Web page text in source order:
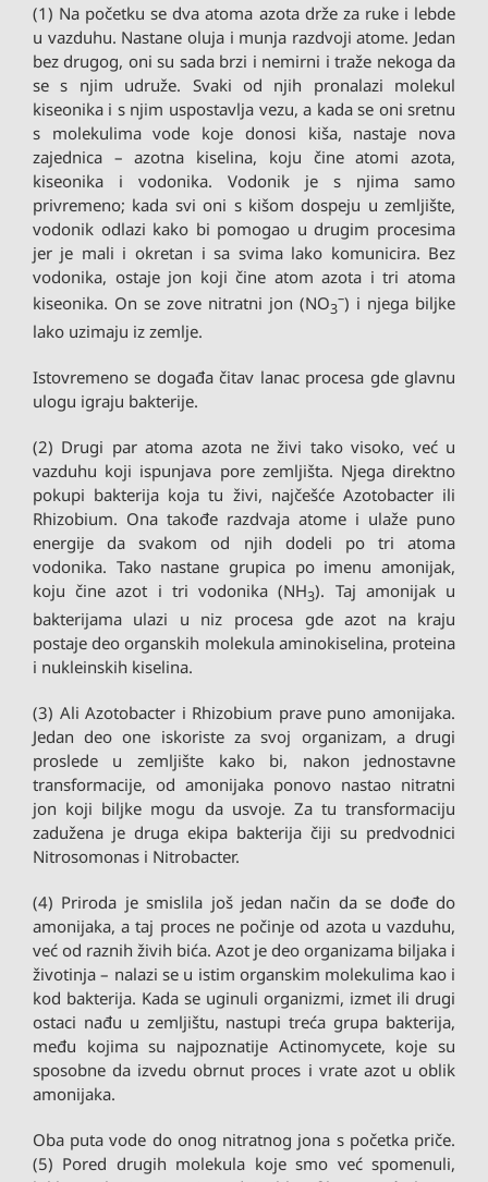
(1) Na početku se dva atoma azota drže za ruke i lebde
u vazduhu. Nastane oluja i munja razdvoji atome. Jedan
bez drugog, oni su sada brzi i nemirni i traže nekoga da
se s njim udruže. Svaki od njih pronalazi molekul
kiseonika i s njim uspostavlja vezu, a kada se oni sretnu
s molekulima vode koje donosi kiša, nastaje nova
zajednica – azotna kiselina, koju čine atomi azota,
kiseonika i vodonika. Vodonik je s njima samo
privremeno; kada svi oni s kišom dospeju u zemljište,
vodonik odlazi kako bi pomogao u drugim procesima
jer je mali i okretan i sa svima lako komunicira. Bez
vodonika, ostaje jon koji čine atom azota i tri atoma
kiseonika. On se zove nitratni jon (NO3
–) i njega biljke
lako uzimaju iz zemlje.
Istovremeno se događa čitav lanac procesa gde glavnu
ulogu igraju bakterije.
(2) Drugi par atoma azota ne živi tako visoko, već u
vazduhu koji ispunjava pore zemljišta. Njega direktno
pokupi bakterija koja tu živi, najčešće Azotobacter ili
Rhizobium. Ona takođe razdvaja atome i ulaže puno
energije da svakom od njih dodeli po tri atoma
vodonika. Tako nastane grupica po imenu amonijak,
koju čine azot i tri vodonika (NH3). Taj amonijak u
bakterijama ulazi u niz procesa gde azot na kraju
postaje deo organskih molekula aminokiselina, proteina
i nukleinskih kiselina.
(3) Ali Azotobacter i Rhizobium prave puno amonijaka.
Jedan deo one iskoriste za svoj organizam, a drugi
proslede u zemljište kako bi, nakon jednostavne
transformacije, od amonijaka ponovo nastao nitratni
jon koji biljke mogu da usvoje. Za tu transformaciju
zadužena je druga ekipa bakterija čiji su predvodnici
Nitrosomonas i Nitrobacter.
(4) Priroda je smislila još jedan način da se dođe do
amonijaka, a taj proces ne počinje od azota u vazduhu,
već od raznih živih bića. Azot je deo organizama biljaka i
životinja – nalazi se u istim organskim molekulima kao i
kod bakterija. Kada se uginuli organizmi, izmet ili drugi
ostaci nađu u zemljištu, nastupi treća grupa bakterija,
među kojima su najpoznatije Actinomycete, koje su
sposobne da izvedu obrnut proces i vrate azot u oblik
amonijaka.
Oba puta vode do onog nitratnog jona s početka priče.
(5) Pored drugih molekula koje smo već spomenuli,